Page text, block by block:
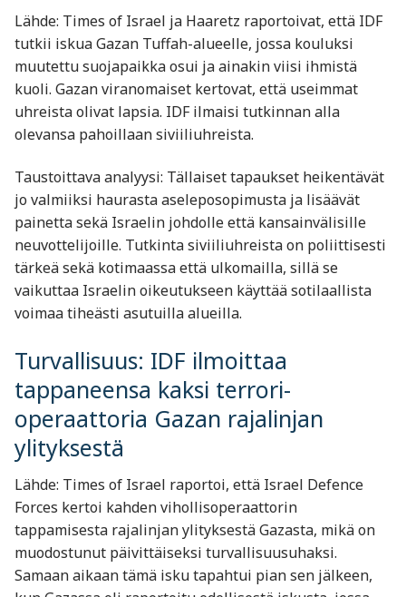
Lähde: Times of Israel ja Haaretz raportoivat, että IDF
tutkii iskua Gazan Tuffah-alueelle, jossa kouluksi
muutettu suojapaikka osui ja ainakin viisi ihmistä
kuoli. Gazan viranomaiset kertovat, että useimmat
uhreista olivat lapsia. IDF ilmaisi tutkinnan alla
olevansa pahoillaan siviiliuhreista.
Taustoittava analyysi: Tällaiset tapaukset heikentävät
jo valmiiksi haurasta aseleposopimusta ja lisäävät
painetta sekä Israelin johdolle että kansainvälisille
neuvottelijoille. Tutkinta siviiliuhreista on poliittisesti
tärkeä sekä kotimaassa että ulkomailla, sillä se
vaikuttaa Israelin oikeutukseen käyttää sotilaallista
voimaa tiheästi asutuilla alueilla.
Turvallisuus: IDF ilmoittaa
tappaneensa kaksi terrori-
operaattoria Gazan rajalinjan
ylityksestä
Lähde: Times of Israel raportoi, että Israel Defence
Forces kertoi kahden vihollisoperaattorin
tappamisesta rajalinjan ylityksestä Gazasta, mikä on
muodostunut päivittäiseksi turvallisuusuhaksi.
Samaan aikaan tämä isku tapahtui pian sen jälkeen,